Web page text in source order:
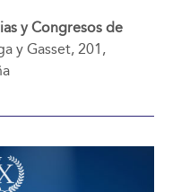
y Congresos de
y Gasset, 201,